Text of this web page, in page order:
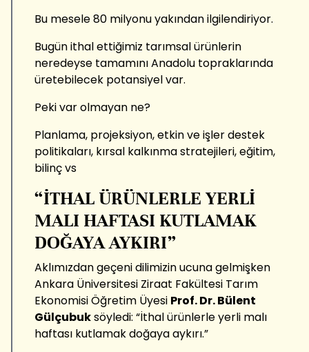
Bu mesele 80 milyonu yakından ilgilendiriyor.
Bugün ithal ettiğimiz tarımsal ürünlerin
neredeyse tamamını Anadolu topraklarında
üretebilecek potansiyel var.
Peki var olmayan ne?
Planlama, projeksiyon, etkin ve işler destek
politikaları, kırsal kalkınma stratejileri, eğitim,
bilinç vs
“İTHAL ÜRÜNLERLE YERLİ
MALI HAFTASI KUTLAMAK
DOĞAYA AYKIRI”
Aklımızdan geçeni dilimizin ucuna gelmişken
Ankara Üniversitesi Ziraat Fakültesi Tarım
Ekonomisi Öğretim Üyesi Prof. Dr. Bülent
Gülçubuksöyledi: “İthal ürünlerle yerli malı
haftası kutlamak doğaya aykırı.”